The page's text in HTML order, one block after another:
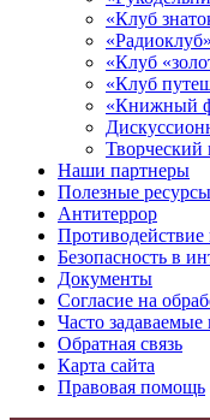
«Клуб
«Радиоклуб»
«Клуб
«Клуб
«Книжный
Творческий
Наши партнеры
Полезные
Антитеррор
Противодействие
Безопасность в
Документы
Согласие на
Часто
Обратная связь
Карта сайта
Правовая помощь